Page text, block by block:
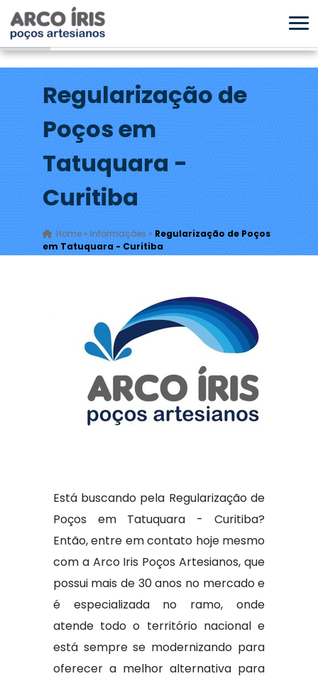
Regularização de
Poços em
Tatuquara -
Curitiba
Home» Informações » Regularização de Poços
em Tatuquara - Curitiba
Está buscando pela Regularização de
Poços em Tatuquara - Curitiba?
Então, entre em contato hoje mesmo
com a Arco Iris Poços Artesianos, que
possui mais de 30 anos no mercado e
é especializada no ramo, onde
atende todo o território nacional e
está sempre se modernizando para
oferecer a melhor alternativa para